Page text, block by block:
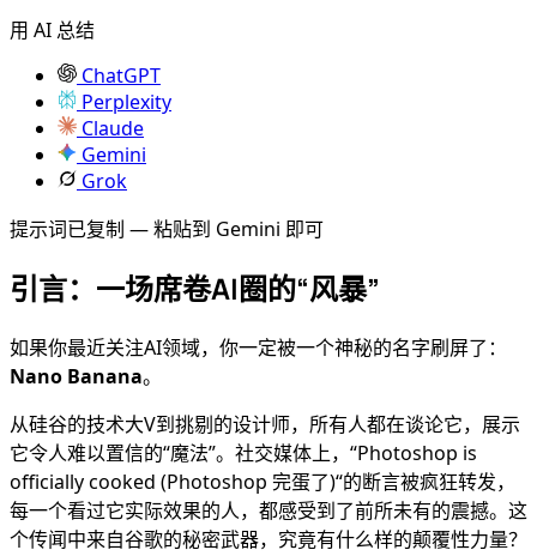
用 AI 总结
ChatGPT
Perplexity
Claude
Gemini
Grok
提示词已复制 — 粘贴到 Gemini 即可
引言：一场席卷AI圈的“风暴”
如果你最近关注AI领域，你一定被一个神秘的名字刷屏了：
Nano Banana。
从硅谷的技术大V到挑剔的设计师，所有人都在谈论它，展示
它令人难以置信的“魔法”。社交媒体上，“Photoshop is
officially cooked (Photoshop 完蛋了)“的断言被疯狂转发，
每一个看过它实际效果的人，都感受到了前所未有的震撼。这
个传闻中来自谷歌的秘密武器，究竟有什么样的颠覆性力量？